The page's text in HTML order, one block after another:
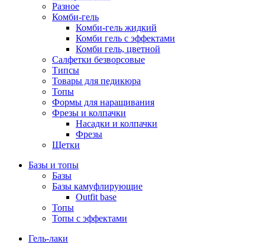
Разное
Комби-гель
Комби-гель жидкий
Комби гель с эффектами
Комби гель, цветной
Салфетки безворсовые
Типсы
Товары для педикюра
Топы
Формы для наращивания
Фрезы и колпачки
Насадки и колпачки
Фрезы
Щетки
Базы и топы
Базы
Базы камуфлирующие
Outfit base
Топы
Топы с эффектами
Гель-лаки